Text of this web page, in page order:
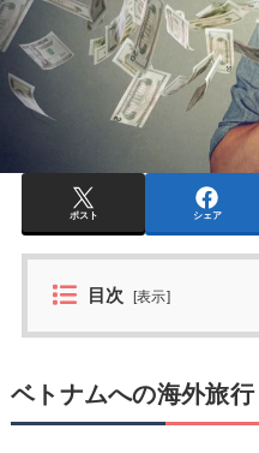
ポスト シェア
目次 [表示]
ベトナムへの海外旅